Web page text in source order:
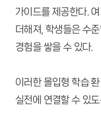
가이드를 제공한다.
더해져, 학생들은 수
경험을 쌓을 수 있다.
이러한 몰입형 학습
실전에 연결할 수 있